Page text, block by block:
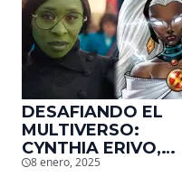
DESAFIANDO EL
MULTIVERSO:
CYNTHIA ERIVO,
PROTAGONISTA DE
8 enero, 2025